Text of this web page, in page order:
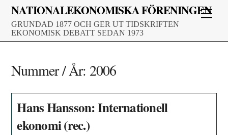
Skip
content
NATIONALEKONOMISKA FÖRENINGEN
GRUNDAD 1877 OCH GER UT TIDSKRIFTEN
EKONOMISK DEBATT SEDAN 1973
Nummer / År: 2006
Hans Hansson: Internationell
ekonomi (rec.)